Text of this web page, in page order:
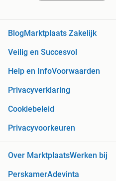
BlogMarktplaats Zakelijk
Veilig en Succesvol
Help en InfoVoorwaarden
Privacyverklaring
Cookiebeleid
Privacyvoorkeuren
Over MarktplaatsWerken bij
PerskamerAdevinta